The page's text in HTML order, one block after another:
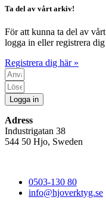
Ta del av vårt arkiv!
För att kunna ta del av
logga in eller registrera
Registrera dig här »
Logga in
Adress
Industrigatan 38
544 50 Hjo, Sweden
0503-130 80
info@hjoverktyg.se